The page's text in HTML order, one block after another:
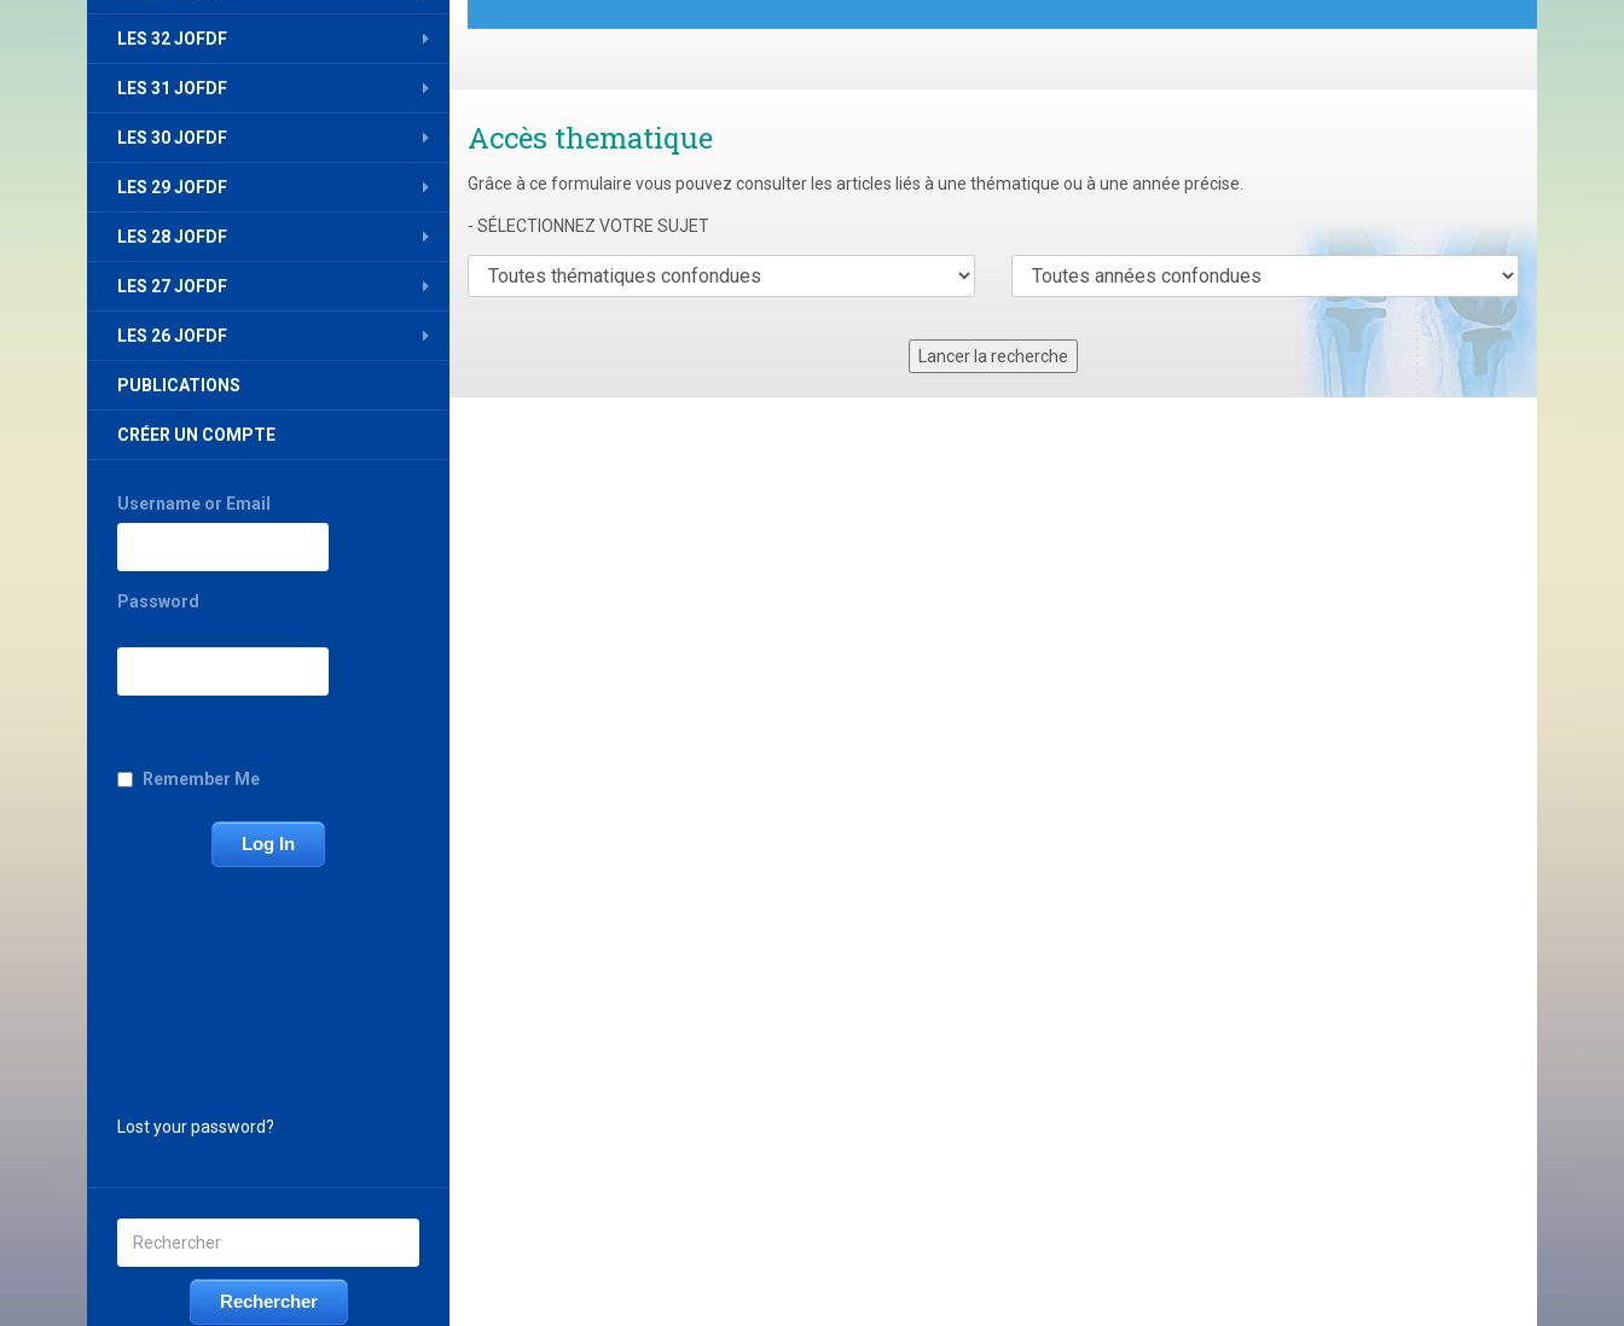
LES 32 JOFDF
LES 31 JOFDF
LES 30 JOFDF
LES 29 JOFDF
LES 28 JOFDF
LES 27 JOFDF
LES 26 JOFDF
PUBLICATIONS
CRÉER UN COMPTE
Username or Email
Password
Remember Me
Lost your password?
Accès thematique
Grâce à ce formulaire vous pouvez consulter les articles liés à une thématique ou à une année précise.
- SÉLECTIONNEZ VOTRE SUJET